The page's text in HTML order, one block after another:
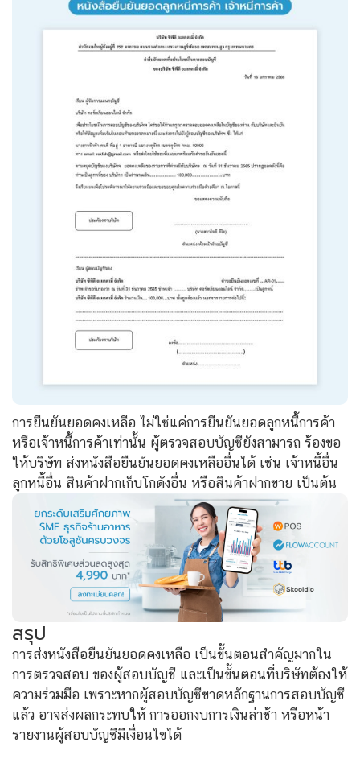
การยืนยันยอดคงเหลือ ไม่ใช่แค่การยืนยันยอดลูกหนี้การค้า
หรือเจ้าหนี้การค้าเท่านั้น ผู้ตรวจสอบบัญชียังสามารถ ร้องขอ
ให้บริษัท ส่งหนังสือยืนยันยอดคงเหลืออื่นได้ เช่น เจ้าหนี้อื่น
ลูกหนี้อื่น สินค้าฝากเก็บโกดังอื่น หรือสินค้าฝากขาย เป็นต้น
สรุป
การส่งหนังสือยืนยันยอดคงเหลือ เป็นขั้นตอนสำคัญมากใน
การตรวจสอบ ของผู้สอบบัญชี และเป็นขั้นตอนที่บริษัทต้องให้
ความร่วมมือ เพราะหากผู้สอบบัญชีขาดหลักฐานการสอบบัญชี
แล้ว อาจส่งผลกระทบให้ การออกงบการเงินล่าช้า หรือหน้า
รายงานผู้สอบบัญชีมีเงื่อนไขได้